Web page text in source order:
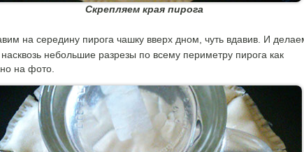
Скрепляем края пирога
на середину пирога чашку вверх дном, чуть вдавив. И
небольшие разрезы по всему периметру пирога как
на фото.